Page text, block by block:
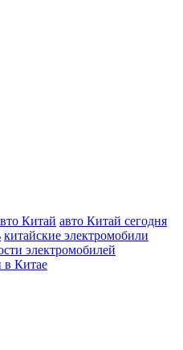
Китай авто Китай сегодня
китайские электромобили
электромобилей
в Китае